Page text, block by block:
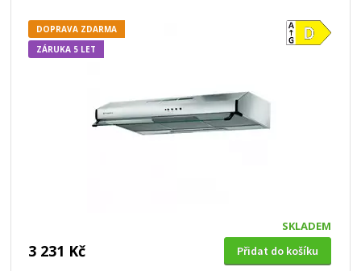
DOPRAVA ZDARMA
ZÁRUKA 5 LET
SKLADEM
3 231 Kč
Přidat do košíku